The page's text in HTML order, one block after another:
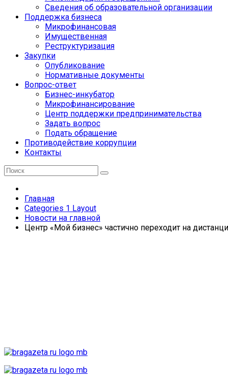
Сведения об образовательной организации
Поддержка бизнеса
Микрофинансовая
Имущественная
Реструктуризация
Закупки
Опубликование
Нормативные документы
Вопрос-ответ
Бизнес-инкубатор
Микрофинансирование
Центр поддержки предпринимательства
Задать вопрос
Подать обращение
Противодействие коррупции
Контакты
Главная
Categories 1 Layout
Новости на главной
Центр «Мой бизнес» частично переходит на